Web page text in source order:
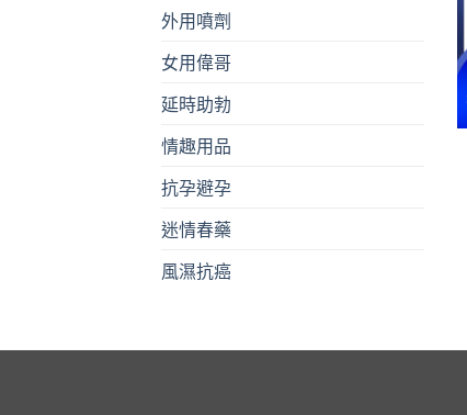
外用噴劑
女用偉哥
延時助勃
情趣用品
抗孕避孕
迷情春藥
風濕抗癌